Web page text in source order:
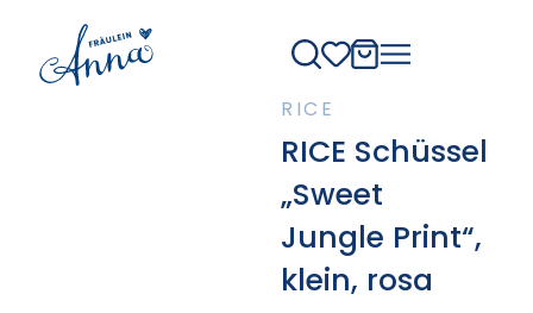
RICE
RICE Schüssel
„Sweet
Jungle Print“,
klein, rosa